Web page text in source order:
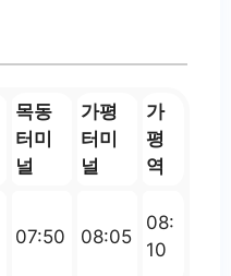
목동
터미
널
가평
터미
널
가
평
역
07:50 08:05
08:
10